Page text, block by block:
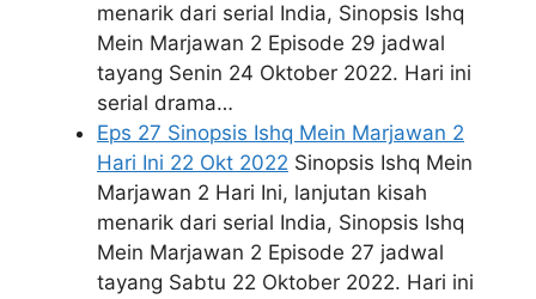
menarik dari serial India, Sinopsis Ishq
Mein Marjawan 2 Episode 29 jadwal
tayang Senin 24 Oktober 2022. Hari ini
serial drama…
Eps 27 Sinopsis Ishq Mein Marjawan 2
Hari Ini 22 Okt 2022 Sinopsis Ishq Mein
Marjawan 2 Hari Ini, lanjutan kisah
menarik dari serial India, Sinopsis Ishq
Mein Marjawan 2 Episode 27 jadwal
tayang Sabtu 22 Oktober 2022. Hari ini